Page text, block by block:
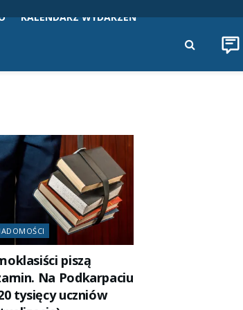
KALENDARZ WYDARZEŃ
piszą
Na Podkarpaciu
tysięcy uczniów